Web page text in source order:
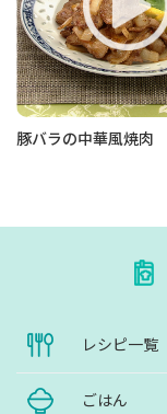
豚バラの中華風焼肉
レシピ一覧
ごはん